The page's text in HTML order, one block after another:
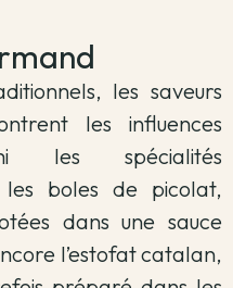
les saveurs
les influences
les spécialités
les boles de picolat,
dans une sauce
l’estofat catalan,